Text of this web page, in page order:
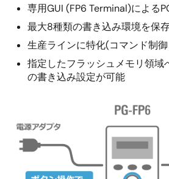
専用GUI (FP6 Terminal)による
最大8種類の書き込み環境を保
生産ラインに特化(コマンド制
指定したフラッシュメモリ領域
の書き込み設定が可能
像